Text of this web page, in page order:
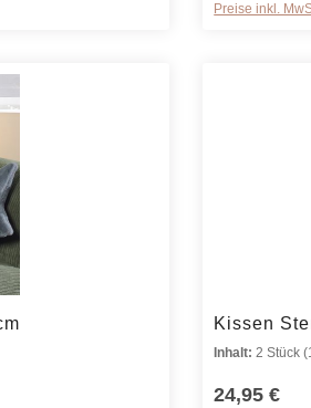
Preise inkl.
gewünschten Wert ein
Kissen
Inhalt:2 Stück
24,95 €